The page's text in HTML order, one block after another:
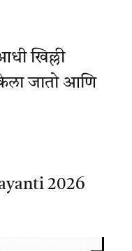
खिल्ली
जातो आणि
2026